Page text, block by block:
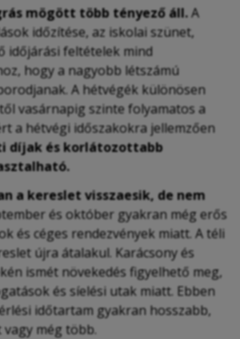
mögött több tényező áll.A
időzítése, az iskolai szünet,
időjárási feltételek mind
hogy a nagyobb létszámú
A hétvégék különösen
vasárnapig szinte folyamatos a
a hétvégi időszakokra jellemzően
díjak és korlátozottabb
a kereslet visszaesik, de nem
és október gyakran még erős
és céges rendezvények miatt. A téli
újra átalakul. Karácsony és
ismét növekedés figyelhető meg,
és síelési utak miatt. Ebben
időtartam gyakran hosszabb,
még több.